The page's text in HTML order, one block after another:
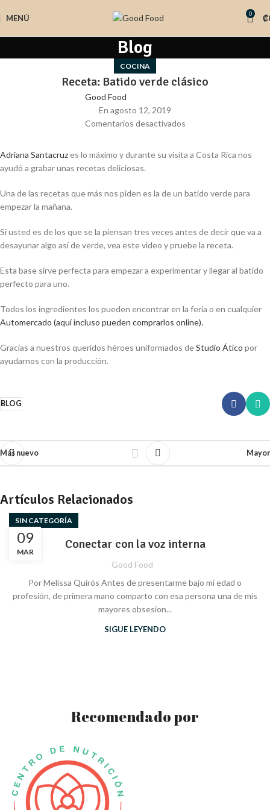
MENÚ 0 ₡
Blog
COCINA
Receta: Batido verde clásico
Good Food
En agosto 12, 2019
Comentarios desactivados
Adriana Santacruzes lo máximo y durante su visita a Costa Rica nos
ayudó a grabar unas recetas deliciosas.
Una de las recetas que más nos piden es la de un batido verde para
empezar la mañana.
Si usted es de los que se la piensan tres veces antes de decir que va a
desayunar algo así de verde, vea este video y pruebe la receta.
Esta base sirve perfecta para empezar a experimentar y llegar al batido
perfecto para uno.
Todos los ingredientes los pueden encontrar en la feria o en cualquier
Automercado (aquí incluso pueden comprarlos online).
Gracias a nuestros queridos héroes uniformados deStudio Ático por
ayudarnos con la producción.
BLOG
Más nuevo Mayor
Artículos Relacionados
09
MAR
SIN CATEGORÍA
Conectar con la voz interna
Good Food
Por Melissa Quirós Antes de presentarme bajo mi edad o
profesión, de primera mano comparto con esa persona una de mis
mayores obsesion...
SIGUE LEYENDO
Recomendado por